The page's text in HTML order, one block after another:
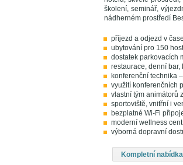
školení, seminář,
nádherném prostředí
příjezd a odjezd v
ubytování pro 150
dostatek parkovacích
restaurace, denní
konferenční technika
využití konferenčních
vlastní tým animátorů
sportoviště, vnitřní i
bezplatné Wi-Fi
moderní wellness
výborná dopravní
Kompletní